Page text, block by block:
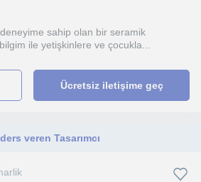
sahip olan bir seramik
ile yetişkinlere ve çocukla...
Ücretsiz iletişime geç
veren Tasarımcı